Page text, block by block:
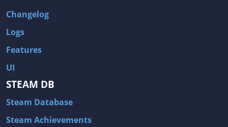
Changelog
Logs
Features
UI
STEAM DB
Steam Database
Steam Achievements